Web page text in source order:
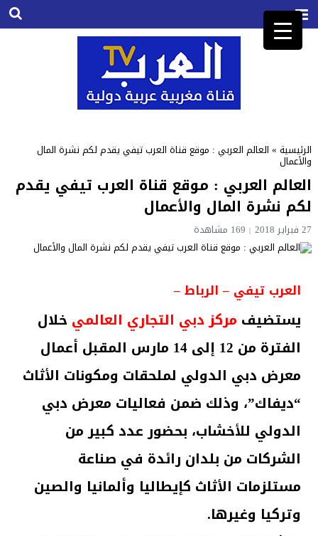
الرئيسية» العالم العربي : موقع قناة العرب تيفي يقدم لكم نشرة المال
والأعمال
العالم العربي : موقع قناة العرب تيفي يقدم
لكم نشرة المال والأعمال
27 فبراير 2018 169مشاهدة
العرب تيفي – الرباط –
يستضيف مركز دبي التجاري العالميخلال
الفترة من 12 إلى 14 مارس المقبل أعمال
معرض دبي الدولي لملحقات ومكونات الأثاث
“ديفاك”، وذلك ضمن فعاليات معرض دبي
الدولي للأخشاب، بحضور عدد كبير من
الشركات من بلدان رائدة في صناعة
مستلزمات الأثاث كإيطاليا وألمانيا والصين
وتركيا وغيرها.